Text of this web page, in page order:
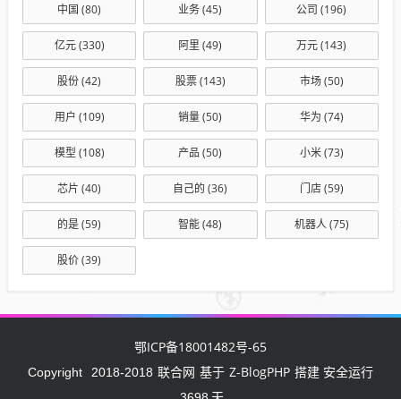
中国 (80) 业务(45) 公司 (196)
亿元(330) 阿里 (49) 万元(143)
股份(42) 股票(143) 市场(50)
用户 (109) 销量(50) 华为 (74)
模型 (108) 产品 (50) 小米(73)
芯片 (40) 自己的 (36) 门店(59)
的是(59) 智能(48) 机器人(75)
股价(39)
鄂ICP备18001482号-65
Copyright 2018-2018 联合网 基于 Z-BlogPHP 搭建 安全运行